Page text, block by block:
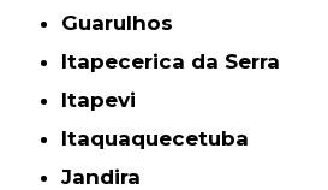
Guarulhos
Itapecerica da Serra
Itapevi
Itaquaquecetuba
Jandira